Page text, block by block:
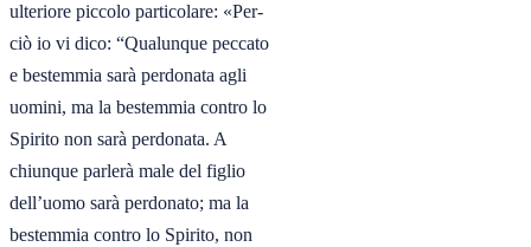
ulteriore piccolo particolare: «Per-
ciò io vi dico: “Qualunque peccato
e bestemmia sarà perdonata agli
uomini, ma la bestemmia contro lo
Spirito non sarà perdonata. A
chiunque parlerà male del figlio
dell’uomo sarà perdonato; ma la
bestemmia contro lo Spirito, non